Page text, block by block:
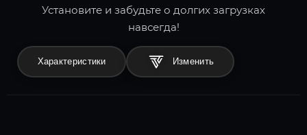
Установите и забудьте о долгих загрузках
навсегда!
Характеристики